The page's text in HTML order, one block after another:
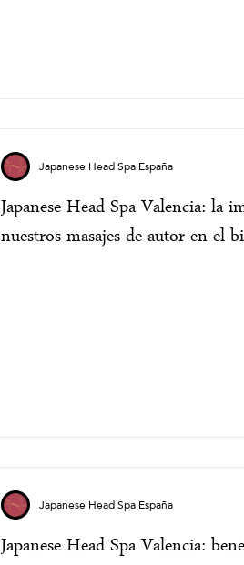
Japanese Head Spa Valencia: la
nuestros masajes de autor en el
Japanese Head Spa España
Japanese Head Spa Valencia:
Japanese Head Spa España